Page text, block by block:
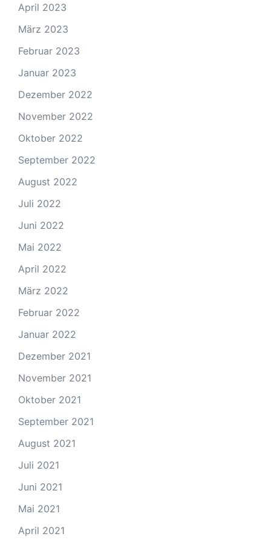
April 2023
März 2023
Februar 2023
Januar 2023
Dezember 2022
November 2022
Oktober 2022
September 2022
August 2022
Juli 2022
Juni 2022
Mai 2022
April 2022
März 2022
Februar 2022
Januar 2022
Dezember 2021
November 2021
Oktober 2021
September 2021
August 2021
Juli 2021
Juni 2021
Mai 2021
April 2021